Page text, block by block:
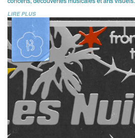
LIRE PLUS